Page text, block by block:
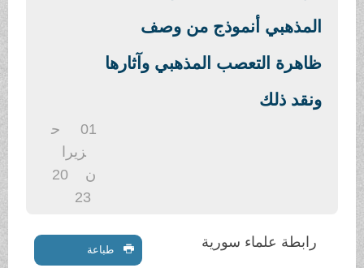
المذهبي أنموذج من وصف
ظاهرة التعصب المذهبي وآثارها
ونقد ذلك
زيرا
رابطة علماء سورية طباعة